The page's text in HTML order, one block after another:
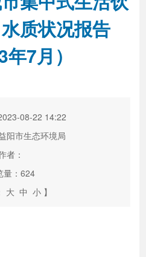
解读回应
互动交流
质状况报告
年7月）
08-22 14:22
阳市生态环境局
者：
： 624
大 中 小 】